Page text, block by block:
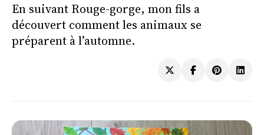
En suivant Rouge-gorge, mon fils a
découvert comment les animaux se
préparent à l’automne.